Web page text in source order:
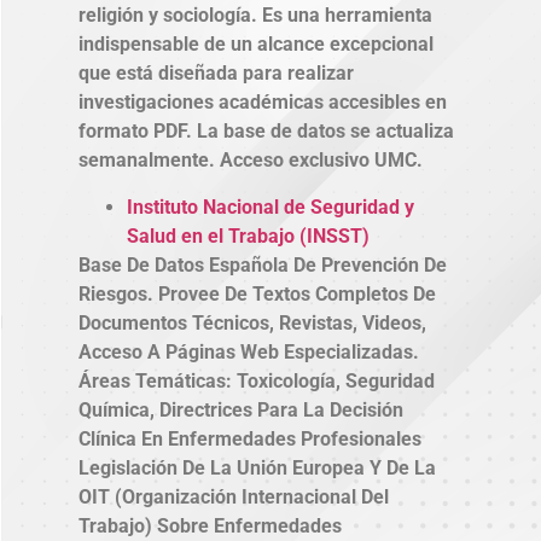
religión y sociología. Es una herramienta
indispensable de un alcance excepcional
que está diseñada para realizar
investigaciones académicas accesibles en
formato PDF. La base de datos se actualiza
semanalmente. Acceso exclusivo UMC.
Instituto Nacional de Seguridad y
Salud en el Trabajo (INSST)
Base De Datos Española De Prevención De
Riesgos. Provee De Textos Completos De
Documentos Técnicos, Revistas, Videos,
Acceso A Páginas Web Especializadas.
Áreas Temáticas: Toxicología, Seguridad
Química, Directrices Para La Decisión
Clínica En Enfermedades Profesionales
Legislación De La Unión Europea Y De La
OIT (Organización Internacional Del
Trabajo) Sobre Enfermedades